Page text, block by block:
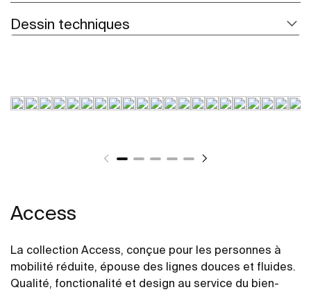
Dessin techniques
Access
La collection Access, conçue pour les personnes à
mobilité réduite, épouse des lignes douces et fluides.
Qualité, fonctionalité et design au service du bien-